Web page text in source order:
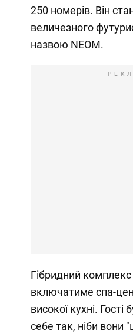
250 номерів. Він
величезного
назвою NEOM.
Гібридний
включатиме спа-
високої кухні. Гості
себе так, ніби вони